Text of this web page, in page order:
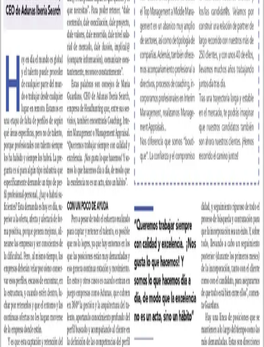
PrensaEntrevista
10 de septiembre de 2022
Una entrevista centrada en una de las preocupaciones principales de
las empresas: captar y retener talento.
Un placer compartir con vosotros la entrevista realizada a nuestra
CEO para EXPANSIÓN el 3 de septiembre de 2022, “Captar y
retener el talento son algunas de las principales preocupaciones de
las empresas. Cómo encontrarlo y cómo mantenerlo es lo que nos
explica María Guardans Cambó, CEO de ADUNAS Iberia Search”
Ver entrevista completaaqui
Servicios de executive searchOficinas en Barcelona y Madrid
Compartir artículo
fxin
Search
Recent Posts
Mesa redonda en Barcelona del Programa DET: cómo entrar en
el radar de headhunters y recruiters
La recherche d’emploi :
septembre et la chasse aux chasseurs
Tertulia online: conversamos
con una headhunter
¿Tienen que ser igual el CV y LinkedIn?